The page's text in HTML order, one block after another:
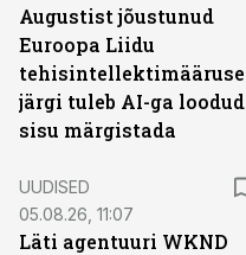
Augustist jõustunud
Euroopa Liidu
tehisintellektimääruse
järgi tuleb AI-ga loodud
sisu märgistada
UUDISED
05.08.26, 11:07
Läti agentuuri WKND